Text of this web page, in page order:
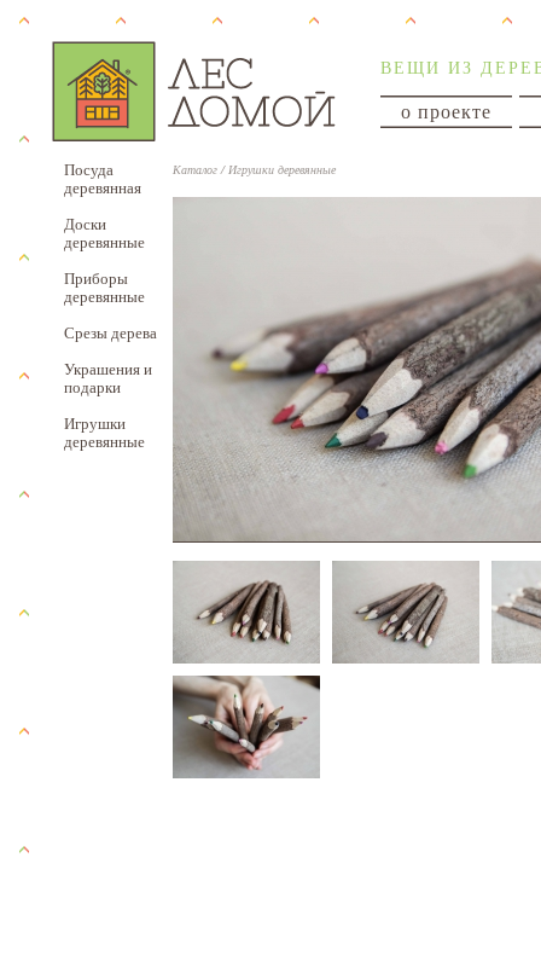
ВЕЩИ ИЗ
о проекте
Посуда
деревянная
Доски
деревянные
Приборы
деревянные
Срезы дерева
Украшения и
подарки
Игрушки
деревянные
Каталог / Игрушки деревянные